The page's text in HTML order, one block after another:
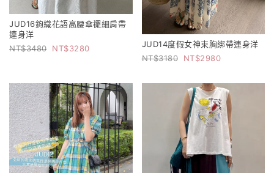
JUD16鉤織花語高腰傘襬細肩帶
連身洋
3480
3280
JUD14度假女神束胸綁帶連身洋
3180
2980